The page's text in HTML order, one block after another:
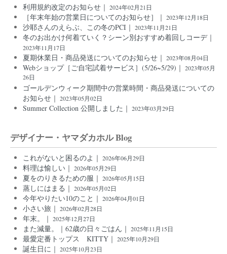
利用規約改定のお知らせ｜ 2024年02月21日
［年末年始の営業日についてのお知らせ］｜ 2023年12月18日
沙耶さんのえらぶ、この冬のPCI｜ 2023年11月21日
冬のお出かけ何着ていく？シーン別おすすめ着回しコーデ｜
2023年11月17日
夏期休業日・商品発送についてのお知らせ｜ 2023年08月04日
Webショップ［ご自宅試着サービス］(5/26~5/29)｜ 2023年05月
26日
ゴールデンウィーク期間中の営業時間・商品発送についての
お知らせ｜ 2023年05月02日
Summer Collection 公開しました｜ 2023年03月29日
デザイナー・ヤマダカホル Blog
これがないと困るのよ｜ 2026年06月29日
料理は愉しい｜ 2026年05月29日
夏をのりきるための服｜ 2026年05月15日
蒸しにはまる｜ 2026年05月02日
今年やりたい10のこと｜ 2026年04月01日
小さい旅｜ 2026年02月28日
年末。｜ 2025年12月27日
また減量。｜62歳の日々ごはん｜ 2025年11月15日
最愛定番トップス KITTY｜ 2025年10月29日
誕生日に｜ 2025年10月23日